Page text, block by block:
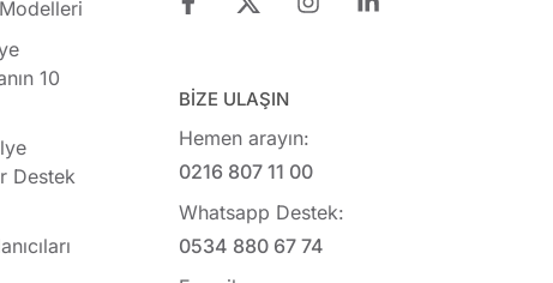
10
Destek
BİZE ULAŞIN
Hemen arayın:
0216 807 11 00
Whatsapp Destek:
0534 880 67 74